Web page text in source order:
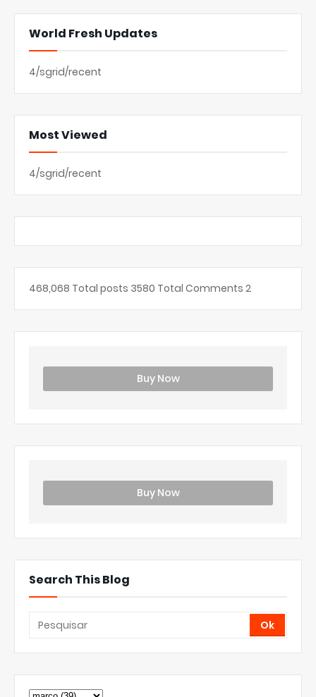
World Fresh Updates
4/sgrid/recent
Most Viewed
4/sgrid/recent
468,068 Total posts 3580 Total Comments 2
Buy Now
Buy Now
Search This Blog